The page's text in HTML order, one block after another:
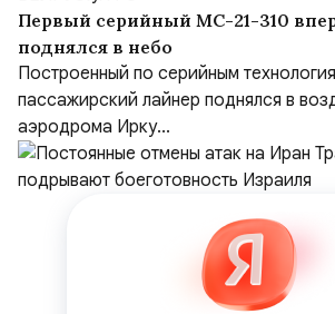
Первый серийный МС-21-310
поднялся в небо
Построенный по серийным
пассажирский лайнер поднялся в
аэродрома Ирку...